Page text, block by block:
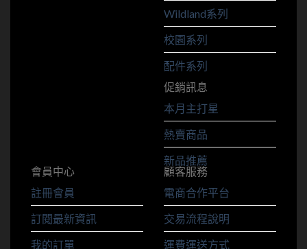
Wildland系列
校園系列
配件系列
促銷訊息
本月主打星
熱賣商品
新品推薦
會員中心
註冊會員
訂閱最新資訊
我的訂單
顧客服務
電商合作平台
交易流程說明
運費運送方式